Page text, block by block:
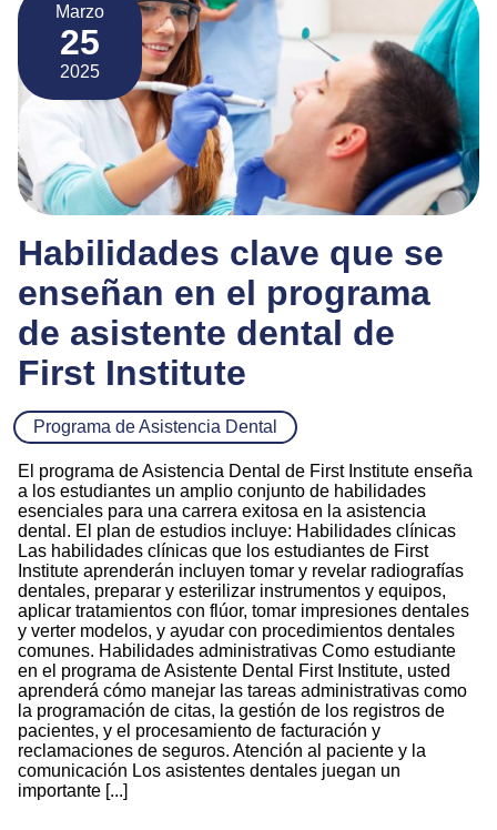
Marzo
25
2025
Habilidades clave que se
enseñan en el programa
de asistente dental de
First Institute
Programa de Asistencia Dental
El programa de Asistencia Dental de First Institute enseña
a los estudiantes un amplio conjunto de habilidades
esenciales para una carrera exitosa en la asistencia
dental. El plan de estudios incluye: Habilidades clínicas
Las habilidades clínicas que los estudiantes de First
Institute aprenderán incluyen tomar y revelar radiografías
dentales, preparar y esterilizar instrumentos y equipos,
aplicar tratamientos con flúor, tomar impresiones dentales
y verter modelos, y ayudar con procedimientos dentales
comunes. Habilidades administrativas Como estudiante
en el programa de Asistente Dental First Institute, usted
aprenderá cómo manejar las tareas administrativas como
la programación de citas, la gestión de los registros de
pacientes, y el procesamiento de facturación y
reclamaciones de seguros. Atención al paciente y la
comunicación Los asistentes dentales juegan un
importante [...]